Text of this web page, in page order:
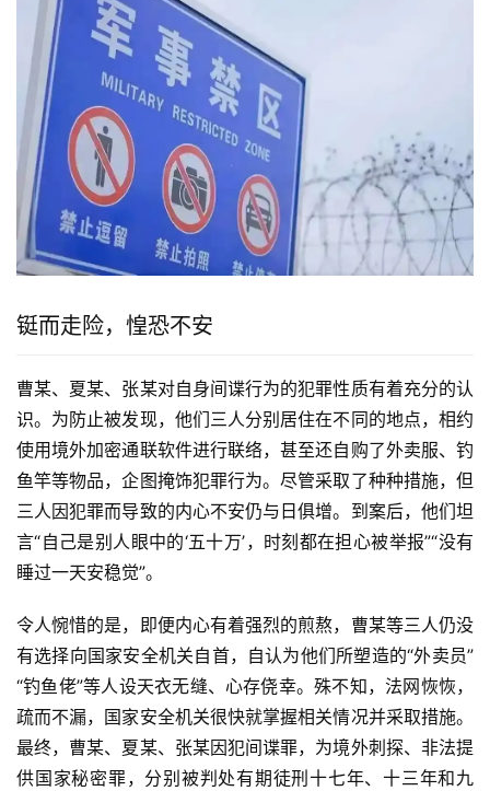
铤而走险，惶恐不安
曹某、夏某、张某对自身间谍行为的犯罪性质有着充分的认
识。为防止被发现，他们三人分别居住在不同的地点，相约
使用境外加密通联软件进行联络，甚至还自购了外卖服、钓
鱼竿等物品，企图掩饰犯罪行为。尽管采取了种种措施，但
三人因犯罪而导致的内心不安仍与日俱增。到案后，他们坦
言“自己是别人眼中的‘五十万’，时刻都在担心被举报”“没有
睡过一天安稳觉”。
令人惋惜的是，即便内心有着强烈的煎熬，曹某等三人仍没
有选择向国家安全机关自首，自认为他们所塑造的“外卖员”
“钓鱼佬”等人设天衣无缝、心存侥幸。殊不知，法网恢恢，
疏而不漏，国家安全机关很快就掌握相关情况并采取措施。
最终，曹某、夏某、张某因犯间谍罪，为境外刺探、非法提
供国家秘密罪，分别被判处有期徒刑十七年、十三年和九